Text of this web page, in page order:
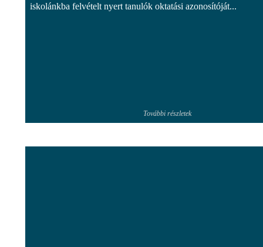
iskolánkba felvételt nyert tanulók oktatási azonosítóját...
További részletek